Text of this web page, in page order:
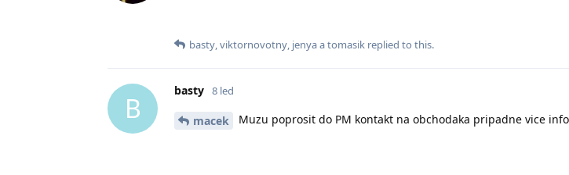
basty,viktornovotny, jenyaatomasik replied to this.
B
basty 8 led
macek Muzu poprosit do PM kontakt na obchodaka pripadne vice